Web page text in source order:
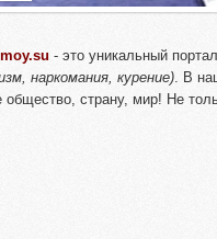
- это уникальный
наркомания, курение). В
общество, страну, мир! Не